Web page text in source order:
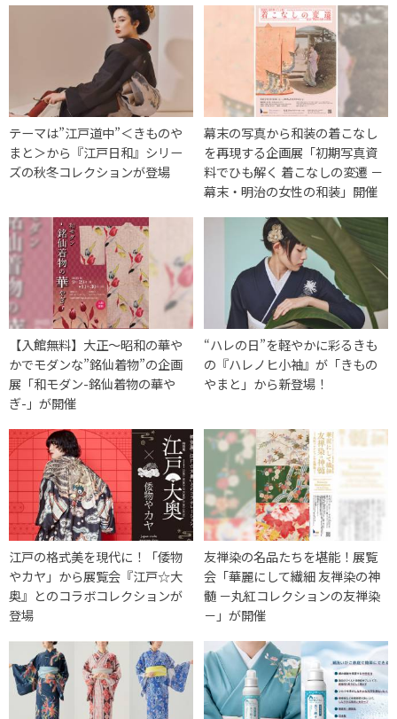
テーマは”江戸道中”＜きものや
まと＞から『江戸日和』シリー
ズの秋冬コレクションが登場
幕末の写真から和装の着こなし
を再現する企画展「初期写真資
料でひも解く 着こなしの変遷 －
幕末・明治の女性の和装」開催
【入館無料】大正〜昭和の華や
かでモダンな”銘仙着物”の企画
展「和モダン-銘仙着物の華や
ぎ-」が開催
“ハレの日”を軽やかに彩るきも
の『ハレノヒ小袖』が「きもの
やまと」から新登場！
江戸の格式美を現代に！「倭物
やカヤ」から展覧会『江戸☆大
奥』とのコラボコレクションが
登場
友禅染の名品たちを堪能！展覧
会「華麗にして繊細 友禅染の神
髄 －丸紅コレクションの友禅染
－」が開催